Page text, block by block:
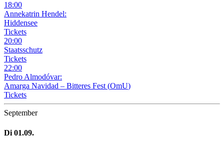
18:00
Annekatrin Hendel:
Hiddensee
Tickets
20:00
Staatsschutz
Tickets
22:00
Pedro Almodóvar:
Amarga Navidad – Bitteres Fest (OmU)
Tickets
September
Di 01.09.